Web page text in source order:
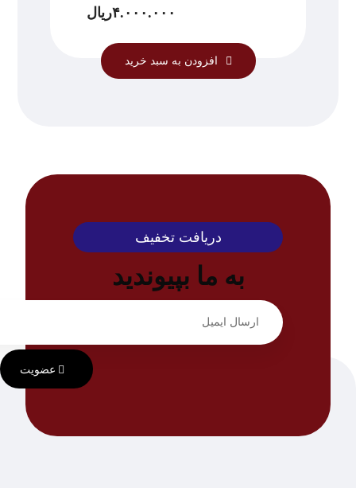
۴.۰۰۰.۰۰۰ریال
افزودن به سبد خرید
دریافت تخفیف
به ما بپیوندید
عضویت